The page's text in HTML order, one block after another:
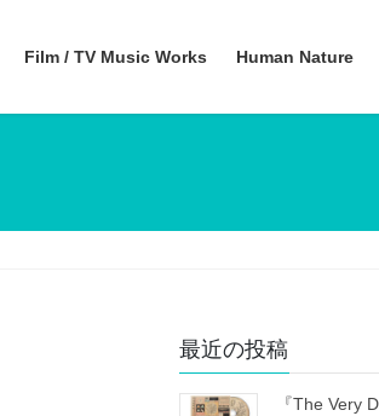
Film / TV Music Works Human Nature
最近の投稿
『The Very